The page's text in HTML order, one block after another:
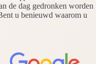
de dag gedronken worden
u benieuwd waarom u